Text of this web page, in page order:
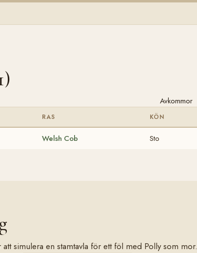
Avkommor
RAS KÖN
Welsh Cob Sto
simulera en stamtavla för ett föl med Polly som mor.